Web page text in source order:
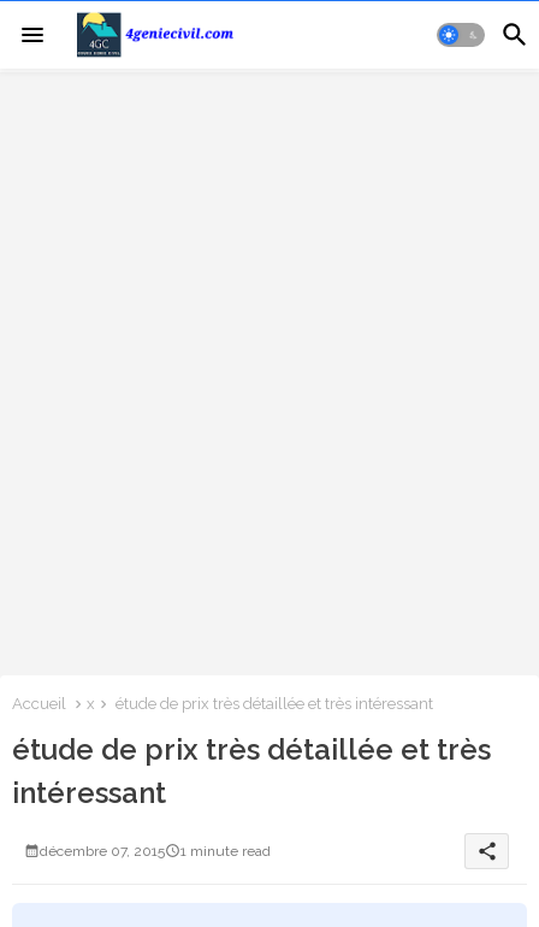
Accueil x étude de prix très détaillée et très intéressant
étude de prix très détaillée et très
intéressant
décembre 07, 2015 1 minute read share